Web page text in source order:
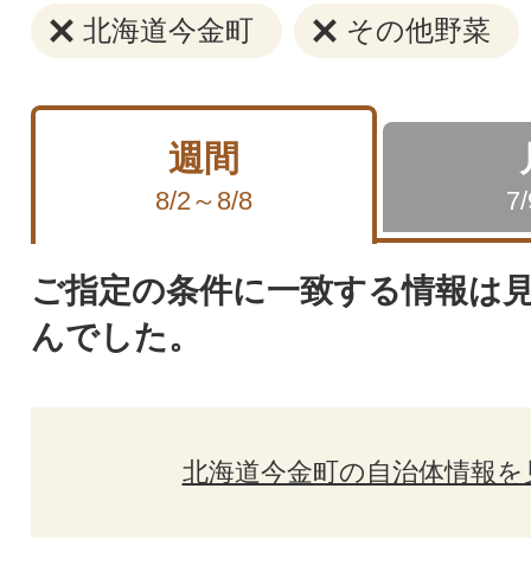
北海道今金町 その他野菜
週間
8/2～8/8
ご指定の条件に一致する情報は
んでした。
北海道今金町の自治体情報を